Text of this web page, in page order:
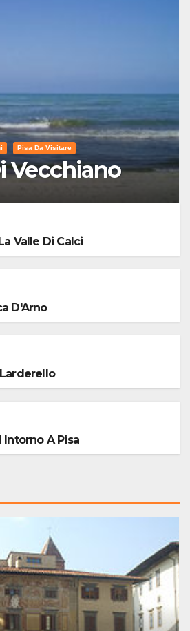
Pisa Da Visitare
Vecchiano
Valle Di Calci
D'Arno
A Pisa